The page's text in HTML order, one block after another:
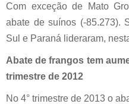
Com exceção de Mato
abate de suínos (-85.273).
Sul e Paraná lideraram,
Abate de frangos tem
trimestre de 2012
No 4° trimestre de 2013 o